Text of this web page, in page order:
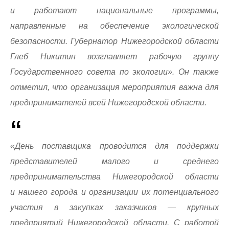
и работают национальные программы,
направленные на обеспечение экологической
безопасности. Губернатор Нижегородской области
Глеб Никитин возглавляет рабочую группу
Государственного совета по экологии». Он также
отметил, что организация мероприятия важна для
предпринимателей всей Нижегородской области.
«День поставщика проводится для поддержки
представителей малого и среднего
предпринимательства Нижегородской области
и нашего города и организации их потенциального
участия в закупках заказчиков — крупных
предприятий Нижегородской области. С работой